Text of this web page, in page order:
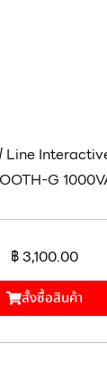
Line
G
฿3,100.00
สั้งซื้อสินค้า